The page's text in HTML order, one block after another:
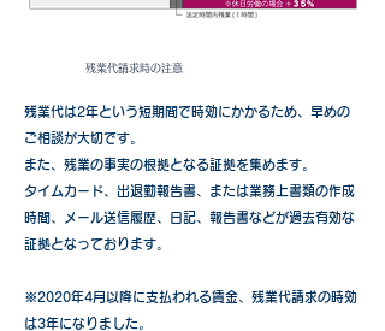
残業代請求時の注意
残業代は2年という短期間で時効にかかるため、早めの
ご相談が大切です。
また、残業の事実の根拠となる証拠を集めます。
タイムカード、出退勤報告書、または業務上書類の作成
時間、メール送信履歴、日記 ​、報告書などが過去有効な
証拠となっております。
※2020年4月以降に支払われる賃金、残業代請求の時効
は3年になりました。